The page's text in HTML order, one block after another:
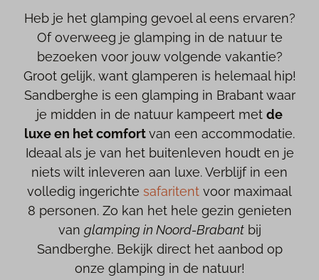
Heb je het glamping gevoel al eens ervaren?
Of overweeg je glamping in de natuur te
bezoeken voor jouw volgende vakantie?
Groot gelijk, want glamperen is helemaal hip!
Sandberghe is een glamping in Brabant waar
je midden in de natuur kampeert met de
luxe en het comfortvan een accommodatie.
Ideaal als je van het buitenleven houdt en je
niets wilt inleveren aan luxe. Verblijf in een
volledig ingerichte safaritent voor maximaal
8 personen. Zo kan het hele gezin genieten
van glamping in Noord-Brabantbij
Sandberghe. Bekijk direct het aanbod op
onze glamping in de natuur!